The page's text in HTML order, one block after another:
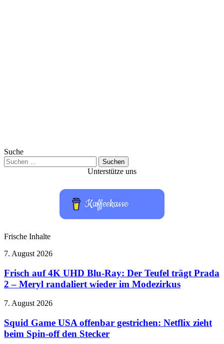
Suche
Suchen
nach:
Unterstütze uns
Kaffeekasse
Frische Inhalte
Frisch
4K
UHD
Blu-
Der
trägt
Prada
7. August 2026
Frisch auf 4K UHD Blu-Ray: Der Teufel trägt Prada
2 – Meryl randaliert wieder im Modezirkus
Squid
USA
offenbar
gestrichen:
7. August 2026
Squid Game USA offenbar gestrichen: Netflix zieht
beim Spin-off den Stecker